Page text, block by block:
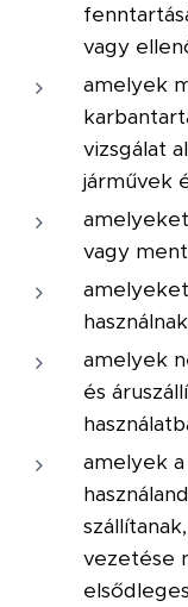
vagy
amelyek
vizsgálat
járművek
vagy
használnak
amelyek
és
amelyek
vezetése